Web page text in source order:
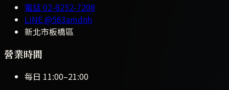
電話02-8252-7208
LINE@563amdnh
新北市板橋區
營業時間
每日 11:00–21:00